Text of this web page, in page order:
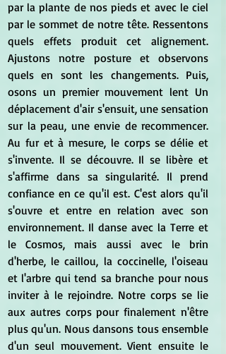
par la plante de nos pieds et avec le ciel
par le sommet de notre tête. Ressentons
quels effets produit cet alignement.
Ajustons notre posture et observons
quels en sont les changements. Puis,
osons un premier mouvement lent Un
déplacement d'air s'ensuit, une sensation
sur la peau, une envie de recommencer.
Au fur et à mesure, le corps se délie et
s'invente. Il se découvre. Il se libère et
s'affirme dans sa singularité. Il prend
confiance en ce qu'il est. C'est alors qu'il
s'ouvre et entre en relation avec son
environnement. Il danse avec la Terre et
le Cosmos, mais aussi avec le brin
d'herbe, le caillou, la coccinelle, l'oiseau
et l'arbre qui tend sa branche pour nous
inviter à le rejoindre. Notre corps se lie
aux autres corps pour finalement n'être
plus qu'un. Nous dansons tous ensemble
d'un seul mouvement. Vient ensuite le